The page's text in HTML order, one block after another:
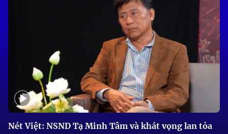
Nét Việt: NSND Tạ Minh Tâm và khát vọng lan tỏa